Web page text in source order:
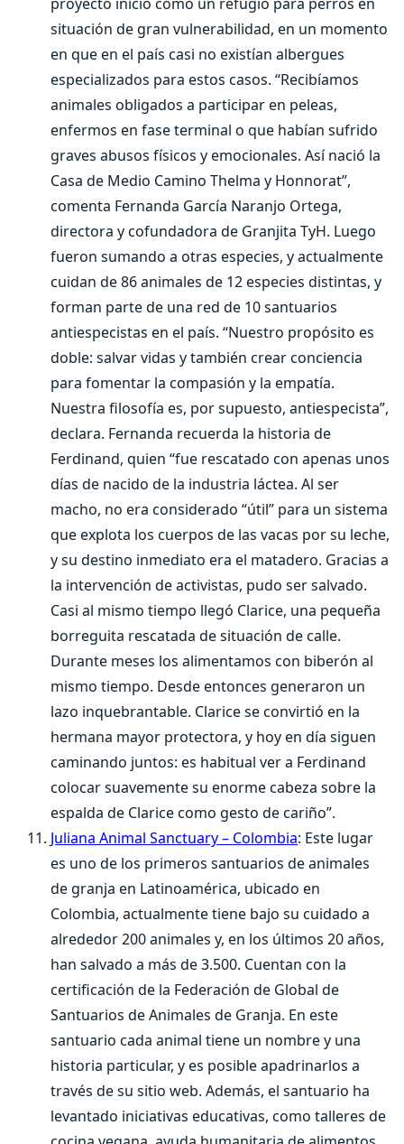
situación de gran vulnerabilidad, en un momento
en que en el país casi no existían albergues
especializados para estos casos. “Recibíamos
animales obligados a participar en peleas,
enfermos en fase terminal o que habían sufrido
graves abusos físicos y emocionales. Así nació la
Casa de Medio Camino Thelma y Honnorat”,
comenta Fernanda García Naranjo Ortega,
directora y cofundadora de Granjita TyH. Luego
fueron sumando a otras especies, y actualmente
cuidan de 86 animales de 12 especies distintas, y
forman parte de una red de 10 santuarios
antiespecistas en el país. “Nuestro propósito es
doble: salvar vidas y también crear conciencia
para fomentar la compasión y la empatía.
Nuestra filosofía es, por supuesto, antiespecista”,
declara. Fernanda recuerda la historia de
Ferdinand, quien “fue rescatado con apenas unos
días de nacido de la industria láctea. Al ser
macho, no era considerado “útil” para un sistema
que explota los cuerpos de las vacas por su leche,
y su destino inmediato era el matadero. Gracias a
la intervención de activistas, pudo ser salvado.
Casi al mismo tiempo llegó Clarice, una pequeña
borreguita rescatada de situación de calle.
Durante meses los alimentamos con biberón al
mismo tiempo. Desde entonces generaron un
lazo inquebrantable. Clarice se convirtió en la
hermana mayor protectora, y hoy en día siguen
caminando juntos: es habitual ver a Ferdinand
colocar suavemente su enorme cabeza sobre la
espalda de Clarice como gesto de cariño”.
Juliana Animal Sanctuary – Colombia: Este lugar
es uno de los primeros santuarios de animales
de granja en Latinoamérica, ubicado en
Colombia, actualmente tiene bajo su cuidado a
alrededor 200 animales y, en los últimos 20 años,
han salvado a más de 3.500. Cuentan con la
certificación de la Federación de Global de
Santuarios de Animales de Granja. En este
santuario cada animal tiene un nombre y una
historia particular, y es posible apadrinarlos a
través de su sitio web. Además, el santuario ha
levantado iniciativas educativas, como talleres de